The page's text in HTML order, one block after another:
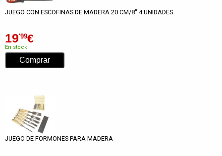
JUEGO CON ESCOFINAS DE MADERA 20 CM/8" 4 UNIDADES
19'99€
En stock
JUEGO DE FORMONES PARA MADERA